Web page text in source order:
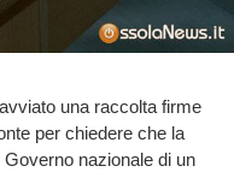
una raccolta firme
per chiedere che la
nazionale di un